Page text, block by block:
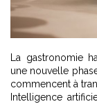
La gastronomie
une nouvelle
commencent à
Intelligence